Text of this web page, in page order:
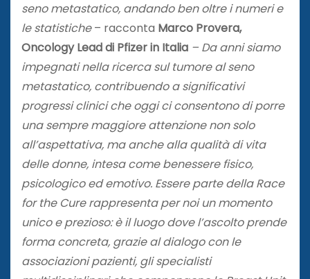
seno metastatico, andando ben oltre i numeri e
le statistiche– racconta Marco Provera,
Oncology Lead di Pfizer in Italia – Da anni siamo
impegnati nella ricerca sul tumore al seno
metastatico, contribuendo a significativi
progressi clinici che oggi ci consentono di porre
una sempre maggiore attenzione non solo
all’aspettativa, ma anche alla qualità di vita
delle donne, intesa come benessere fisico,
psicologico ed emotivo. Essere parte della Race
for the Cure rappresenta per noi un momento
unico e prezioso: è il luogo dove l’ascolto prende
forma concreta, grazie al dialogo con le
associazioni pazienti, gli specialisti